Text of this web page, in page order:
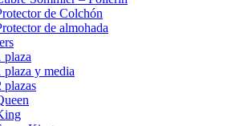
de Colchón
de almohada
plaza
plaza y media
plazas